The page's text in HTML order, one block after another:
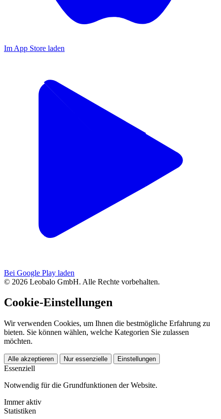
Im App Store laden
Bei Google Play laden
© 2026 Leobalo GmbH. Alle Rechte vorbehalten.
Cookie-Einstellungen
Wir verwenden Cookies, um Ihnen die bestmögliche Erfahrung zu
bieten. Sie können wählen, welche Kategorien Sie zulassen
möchten.
Alle akzeptieren Nur essenzielle Einstellungen
Essenziell
Notwendig für die Grundfunktionen der Website.
Immer aktiv
Statistiken